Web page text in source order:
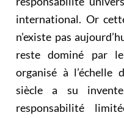
international. Or
n’existe pas
reste dominé par
organisé à l’échelle
siècle a su
responsabilité